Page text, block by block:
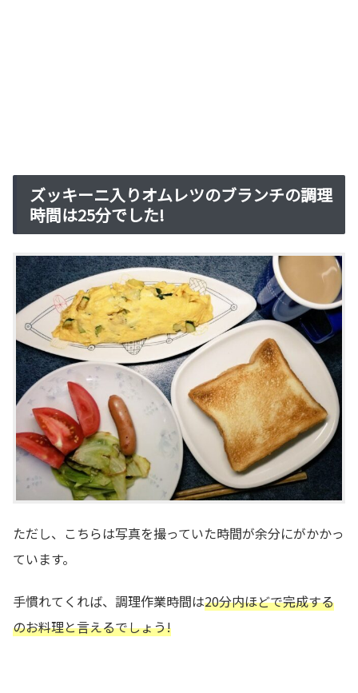
ズッキーニ入りオムレツのブランチの調理
時間は25分でした!
ただし、こちらは写真を撮っていた時間が余分にがかかっ
ています。
手慣れてくれば、調理作業時間は20分内ほどで完成する
のお料理と言えるでしょう!